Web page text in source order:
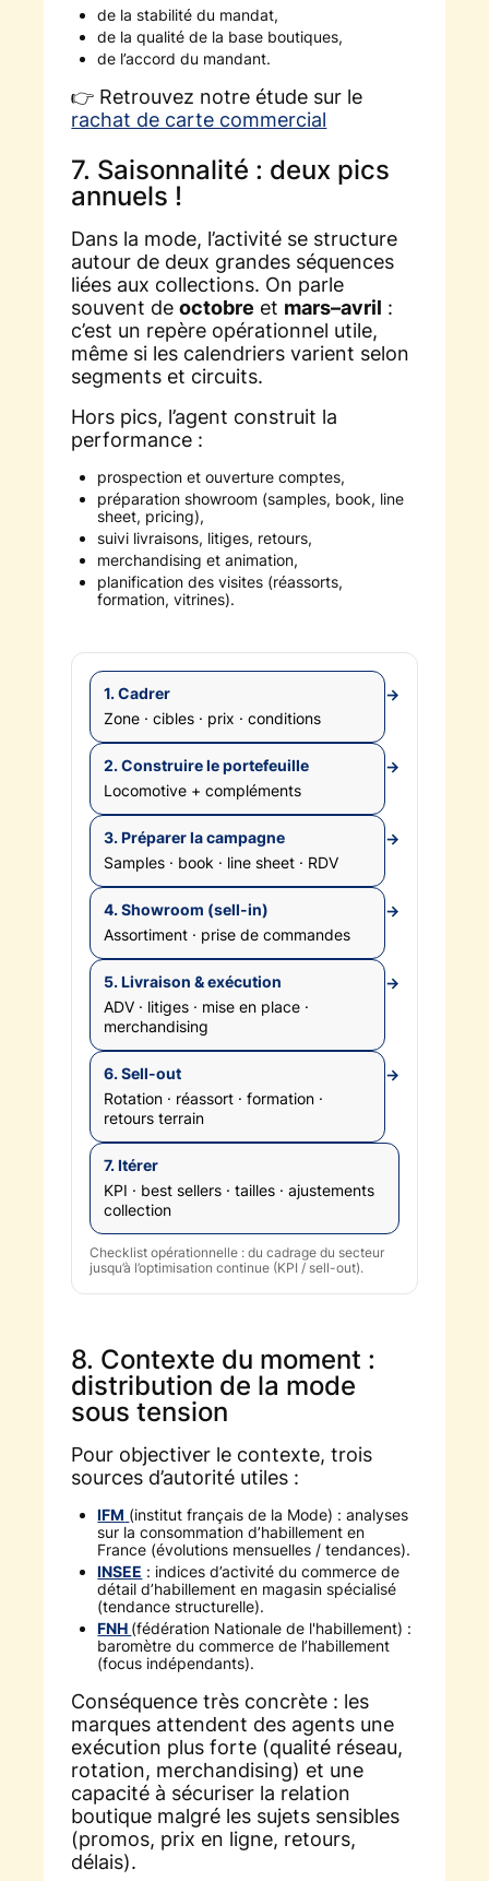
de la stabilité du mandat,
de la qualité de la base boutiques,
de l’accord du mandant.
👉 Retrouvez notre étude sur le
rachat de carte commercial
7. Saisonnalité : deux pics
annuels !
Dans la mode, l’activité se structure
autour de deux grandes séquences
liées aux collections. On parle
souvent deoctobre et mars–avril :
c’est un repère opérationnel utile,
même si les calendriers varient selon
segments et circuits.
Hors pics, l’agent construit la
performance :
prospection et ouverture comptes,
préparation showroom (samples, book, line
sheet, pricing),
suivi livraisons, litiges, retours,
merchandising et animation,
planification des visites (réassorts,
formation, vitrines).
1. Cadrer
Zone · cibles · prix · conditions
→
2. Construire le portefeuille
Locomotive + compléments
→
3. Préparer la campagne
Samples · book · line sheet · RDV
→
4. Showroom (sell-in)
Assortiment · prise de commandes
→
5. Livraison & exécution
ADV · litiges · mise en place ·
merchandising
→
6. Sell-out
Rotation · réassort · formation ·
retours terrain
→
7. Itérer
KPI · best sellers · tailles · ajustements
collection
Checklist opérationnelle : du cadrage du secteur
jusqu’à l’optimisation continue (KPI / sell-out).
8. Contexte du moment :
distribution de la mode
sous tension
Pour objectiver le contexte, trois
sources d’autorité utiles :
IFM (institut français de la Mode) : analyses
sur la consommation d’habillement en
France (évolutions mensuelles / tendances).
INSEE : indices d’activité du commerce de
détail d’habillement en magasin spécialisé
(tendance structurelle).
FNH (fédération Nationale de l'habillement) :
baromètre du commerce de l’habillement
(focus indépendants).
Conséquence très concrète : les
marques attendent des agents une
exécution plus forte (qualité réseau,
rotation, merchandising) et une
capacité à sécuriser la relation
boutique malgré les sujets sensibles
(promos, prix en ligne, retours,
délais).